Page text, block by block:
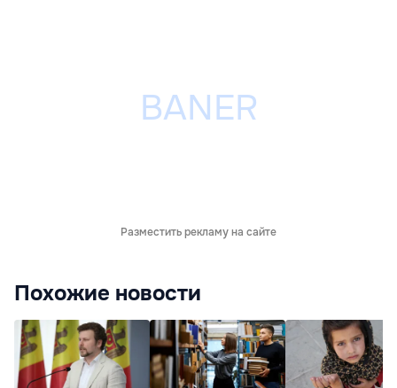
Разместить рекламу на сайте
Похожие новости